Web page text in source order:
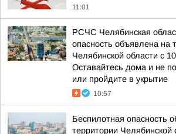
11:01
РСЧС Челябинская
опасность объявлена на
Челябинской области с
Оставайтесь дома и не
или пройдите в укрытие
10:57
Беспилотная опасность
территории Челябинской